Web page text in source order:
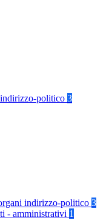
politico 3
indirizzo-politico 3
- amministrativi 1